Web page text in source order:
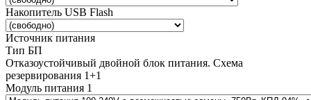
Накопитель USB Flash
Источник питания
Тип БП
Отказоустойчивый двойной блок питания. Схема
резервирования 1+1
Модуль питания 1